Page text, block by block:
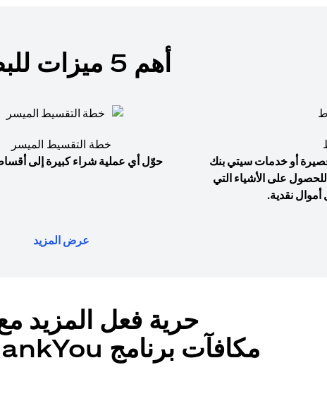
أهم 5 ميزات للبطاقة
أو خدمات سيتي بنك
على الأشياء التي
نقدية.
خطة التقسيط الميسر
حوّل أي عملية شراء كبيرة إلى
عرض المزيد
حرية فعل المزيد
مكافآت برنامج ThankYou من سيتي